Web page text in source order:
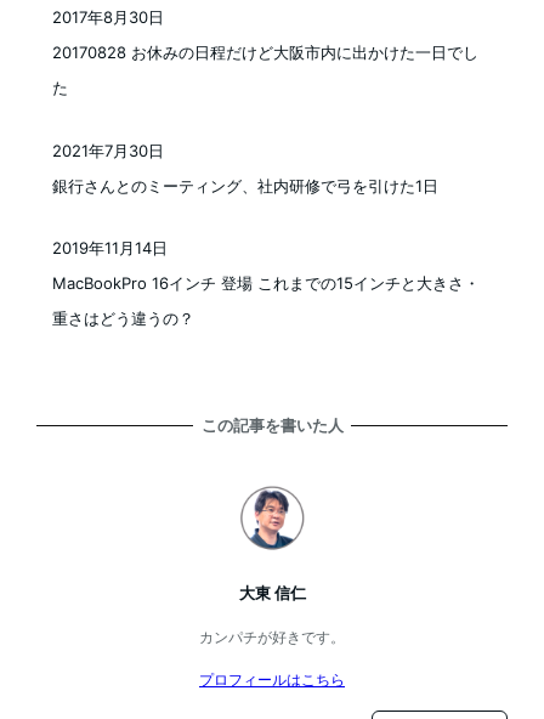
20170828 お休みの日程だけど大阪市内に出かけた一日でし
た
2017年8月30日
銀行さんとのミーティング、社内研修で弓を引けた1日
投稿日
2021年7月30日
MacBookPro 16インチ 登場 これまでの15インチと大きさ・
重さはどう違うの？
2019年11月14日
この記事を書いた人
大東 信仁
カンパチが好きです。
プロフィールはこちら